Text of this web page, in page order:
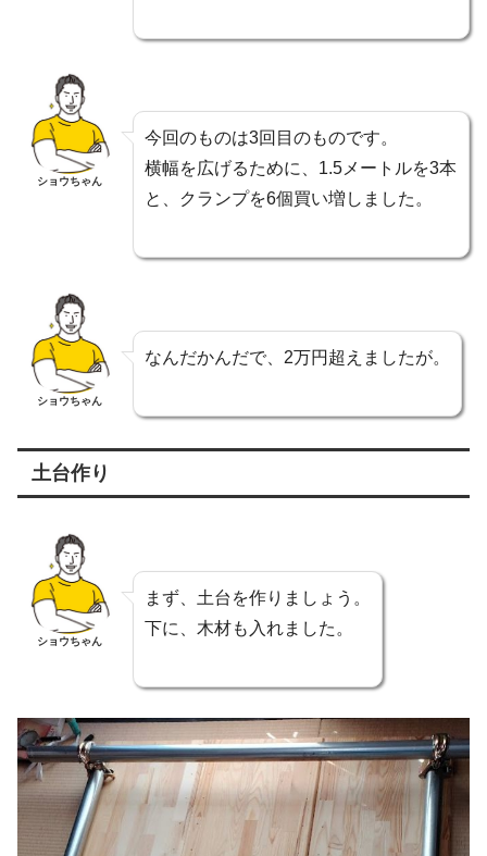
ショウちゃん
今回のものは3回目のものです。
横幅を広げるために、1.5メートルを3本
と、クランプを6個買い増しました。
ショウちゃん
なんだかんだで、2万円超えましたが。
土台作り
ショウちゃん
まず、土台を作りましょう。
下に、木材も入れました。